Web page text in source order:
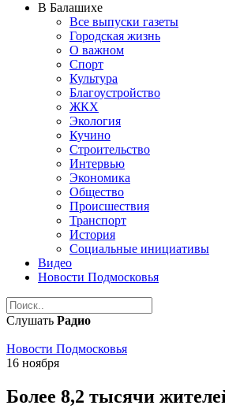
В Балашихе
Все выпуски газеты
Городская жизнь
О важном
Спорт
Культура
Благоустройство
ЖКХ
Экология
Кучино
Строительство
Интервью
Экономика
Общество
Происшествия
Транспорт
История
Социальные инициативы
Видео
Новости Подмосковья
Слушать Радио
Новости Подмосковья
16 ноября
Более 8,2 тысячи